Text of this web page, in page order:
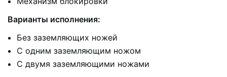
Варианты исполнения:
Без заземляющих ножей
С одним заземляющим ножом
С двумя заземляющими ножами